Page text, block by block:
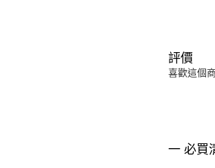
評價
喜歡這個
一 必買